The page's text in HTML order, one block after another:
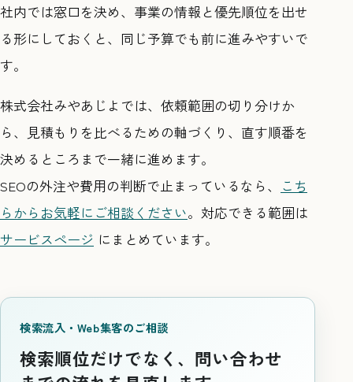
社内では窓口を決め、事業の情報と優先順位を出せ
る形にしておくと、同じ予算でも前に進みやすいで
す。
株式会社みやあじよでは、依頼範囲の切り分けか
ら、見積もりを比べるための軸づくり、直す順番を
決めるところまで一緒に進めます。
SEOの外注や費用の判断で止まっているなら、
こち
らからお気軽にご相談ください。対応できる範囲は
サービスページ にまとめています。
検索流入・Web集客のご相談
検索順位だけでなく、問い合わせ